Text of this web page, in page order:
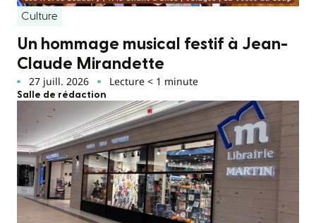
Culture
Un hommage musical festif à Jean-
Claude Mirandette
27 juill. 2026 Lecture < 1 minute
Salle de rédaction